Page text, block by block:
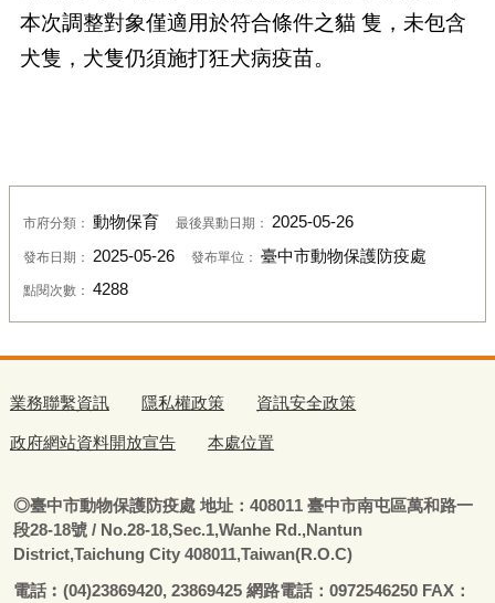
本次調整對象僅適用於符合條件之貓 隻，未包含
犬隻，犬隻仍須施打狂犬病疫苗。
市府分類： 動物保育 最後異動日期： 2025-05-26
發布日期： 2025-05-26 發布單位： 臺中市動物保護防疫處
點閱次數： 4288
業務聯繫資訊 隱私權政策 資訊安全政策
政府網站資料開放宣告 本處位置
◎臺中市動物保護防疫處地址：408011 臺中市南屯區萬和路一
段28-18號 / No.28-18,Sec.1,Wanhe Rd.,Nantun
District,Taichung City 408011,Taiwan(R.O.C)
電話︰ (04)23869420, 23869425 網路電話：0972546250 FAX：